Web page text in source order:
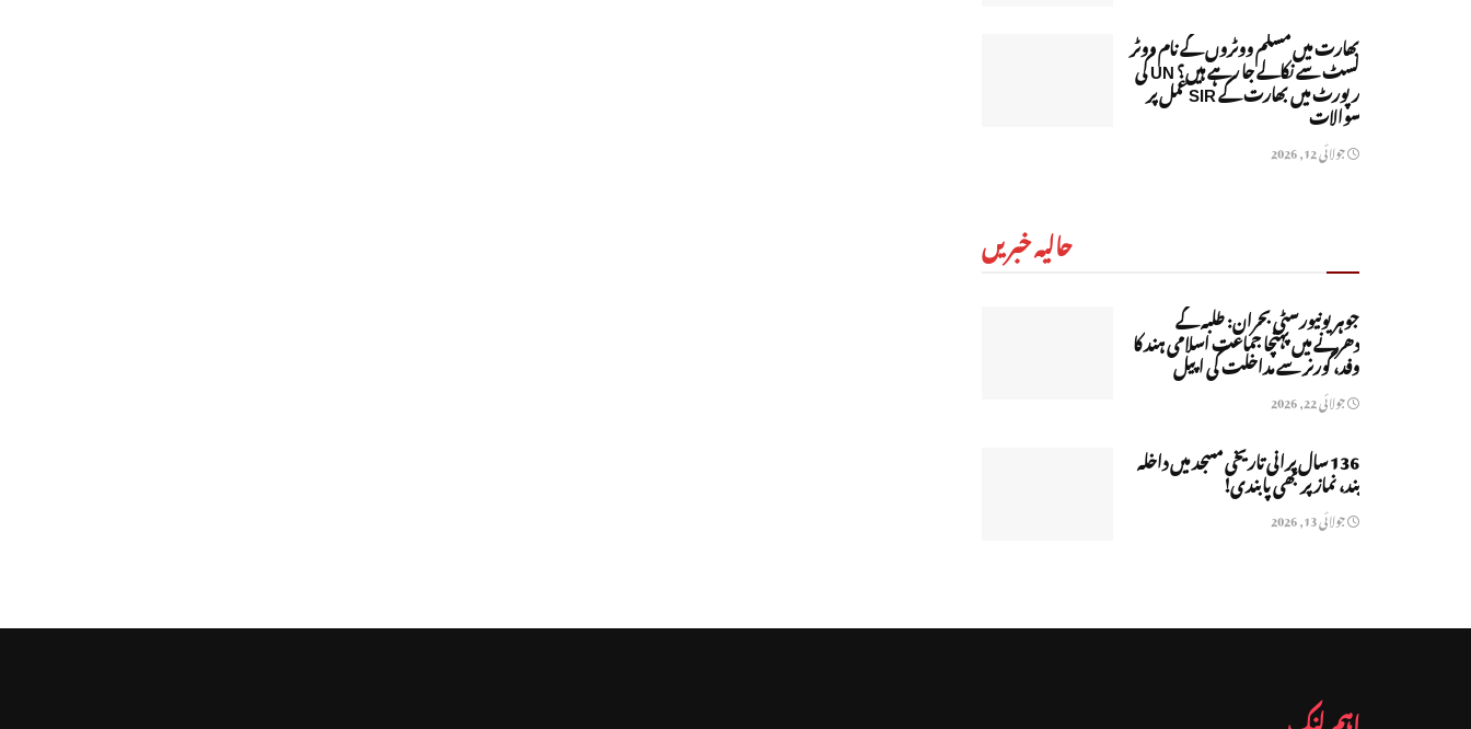
بھارت میں مسلم ووٹروں کے نام ووٹر
لسٹ سے نکالے جا رہے ہیں؟ UN کی
رپورٹ میں بھارت کے SIR عمل پر
سوالات
جولائی 12, 2026
حالیہ خبریں
جوہر یونیورسٹی بحران: طلبہ کے
دھرنے میں پہنچا جماعت اسلامی ہند کا
وفد، گورنر سے مداخلت کی اپیل
جولائی 22, 2026
136 سال پرانی تاریخی مسجد میں داخلہ
بند، نماز پر بھی پابندی!
جولائی 13, 2026